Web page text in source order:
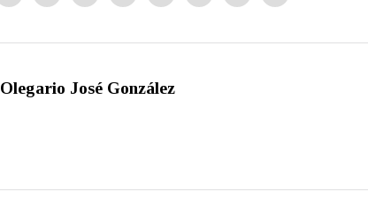
Olegario José González